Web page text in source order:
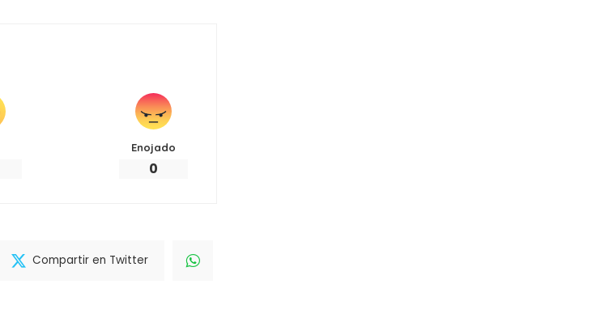
Enojado
0
Compartir en Twitter